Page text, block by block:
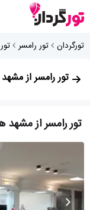
تورگردان تور رامسر
تور رامسر از مشهد
تور رامسر از مشهد